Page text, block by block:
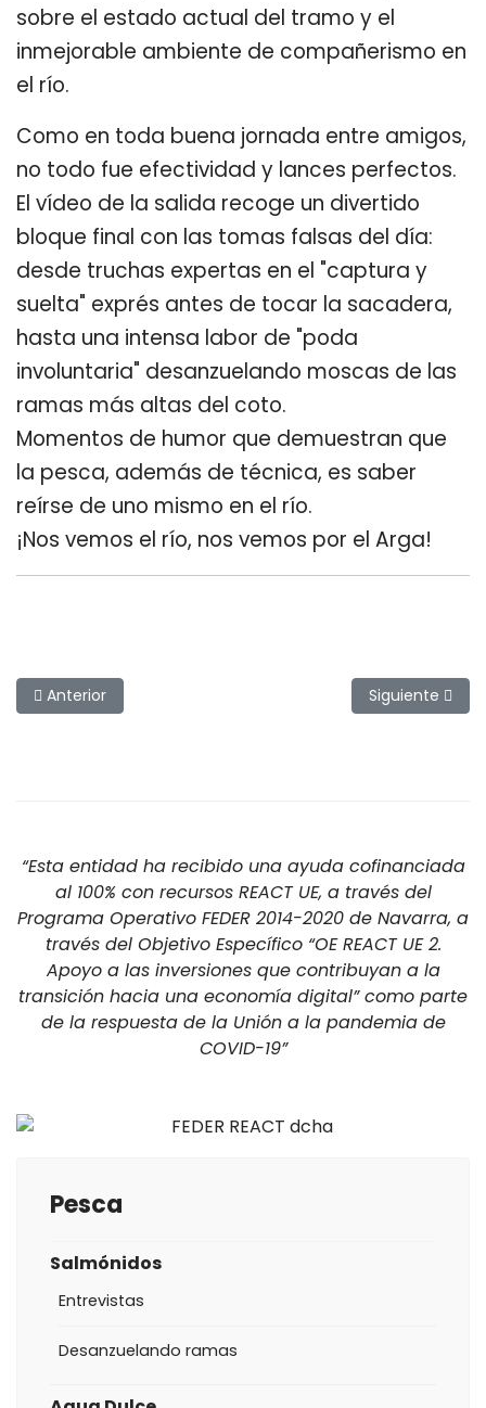
sobre el estado actual del tramo y el
inmejorable ambiente de compañerismo en
el río.
Como en toda buena jornada entre amigos,
no todo fue efectividad y lances perfectos.
El vídeo de la salida recoge un divertido
bloque final con las tomas falsas del día:
desde truchas expertas en el "captura y
suelta" exprés antes de tocar la sacadera,
hasta una intensa labor de "poda
involuntaria" desanzuelando moscas de las
ramas más altas del coto.
Momentos de humor que demuestran que
la pesca, además de técnica, es saber
reírse de uno mismo en el río.
¡Nos vemos el río, nos vemos por el Arga!
Artículo anterior: Crónica de pesca a mosca en el río
Anterior Artículo
Siguiente
“Esta entidad ha recibido una ayuda cofinanciada
al 100% con recursos REACT UE, a través del
Programa Operativo FEDER 2014-2020 de Navarra, a
través del Objetivo Específico “OE REACT UE 2.
Apoyo a las inversiones que contribuyan a la
transición hacia una economía digital” como parte
de la respuesta de la Unión a la pandemia de
COVID-19”
Pesca
Salmónidos
Entrevistas
Desanzuelando ramas